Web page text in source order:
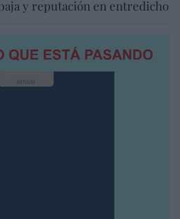
y reputación en entredicho